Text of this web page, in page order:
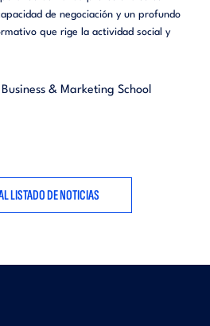
de negociación y un profundo
que rige la actividad social y
Business & Marketing School
LISTADO DE NOTICIAS